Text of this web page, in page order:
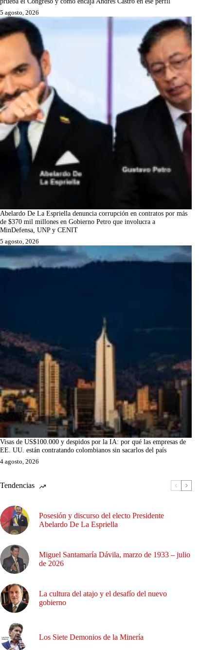
5 agosto, 2026
Abelardo De La Espriella denuncia corrupción en contratos por más
de $370 mil millones en Gobierno Petro que involucra a
MinDefensa, UNP y CENIT
5 agosto, 2026
Visas de US$100.000 y despidos por la IA: por qué las empresas de
EE. UU. están contratando colombianos sin sacarlos del país
4 agosto, 2026
Tendencias
Posesión y discurso del electo Presidente
Abelardo De La Espriella
Miguel Santamaría Dávila, marzo de 1933 – julio
de 2026
La cultura del atajo y el desafío del nuevo
gobierno
Los Siete Demonios de la Minería